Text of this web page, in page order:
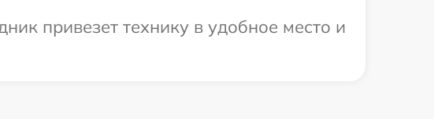
привезет технику в удобное место и